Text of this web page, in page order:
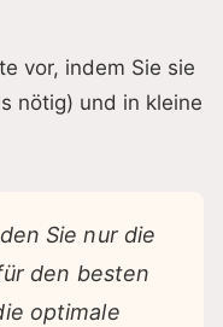
vor, indem Sie sie
nötig) und in kleine
Sie nur die
den besten
optimale